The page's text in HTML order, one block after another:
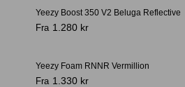
-39%
Yeezy Boost 350 V2 Beluga Reflective
Fra 1.280 kr
Yeezy Foam RNNR Vermillion
Fra 1.330 kr